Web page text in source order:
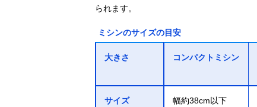
られます。
ミシンのサイズの目安
大きさ コンパクトミシン
サイズ 幅約38cm以下